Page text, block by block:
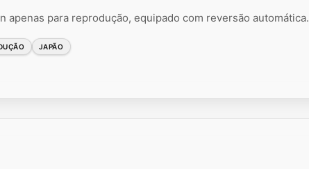
apenas para reprodução, equipado com reversão automática.
JAPÃO